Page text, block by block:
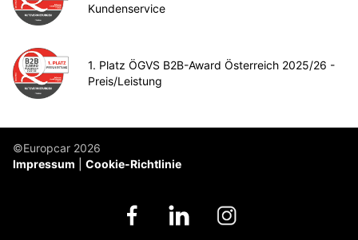
Kundenservice
1. Platz ÖGVS B2B-Award Österreich 2025/26 -
Preis/Leistung
©Europcar 2026
Impressum
Cookie-Richtlinie